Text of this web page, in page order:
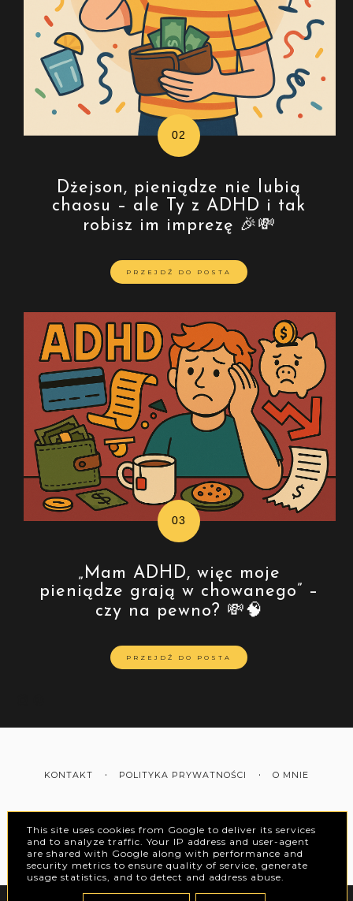
Dżejson, pieniądze nie lubią
chaosu – ale Ty z ADHD i tak
robisz im imprezę 🎉💸
PRZEJDŹ DO POSTA
„Mam ADHD, więc moje
pieniądze grają w chowanego” –
czy na pewno? 💸🧠
PRZEJDŹ DO POSTA
KONTAKT POLITYKA PRYWATNOŚCI O MNIE
INSTAGRAM PINTEREST
This site uses cookies from Google to deliver its services
and to analyze traffic. Your IP address and user-agent
are shared with Google along with performance and
security metrics to ensure quality of service, generate
usage statistics, and to detect and address abuse.